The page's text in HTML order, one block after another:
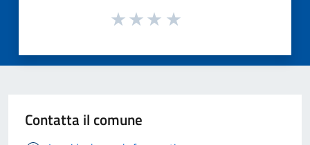
Contatta il comune